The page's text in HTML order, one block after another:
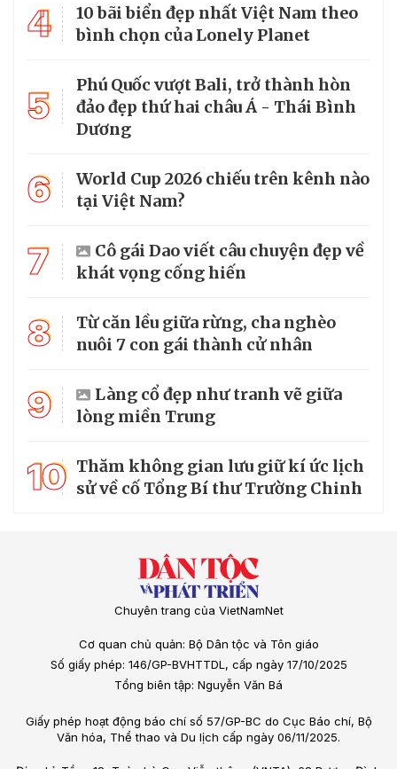
4
10 bãi biển đẹp nhất Việt Nam theo
bình chọn của Lonely Planet
5
Phú Quốc vượt Bali, trở thành hòn
đảo đẹp thứ hai châu Á - Thái Bình
Dương
6
World Cup 2026 chiếu trên kênh nào
tại Việt Nam?
7
Cô gái Dao viết câu chuyện đẹp về
khát vọng cống hiến
8
Từ căn lều giữa rừng, cha nghèo
nuôi 7 con gái thành cử nhân
9
Làng cổ đẹp như tranh vẽ giữa
lòng miền Trung
10 Thăm không gian lưu giữ kí ức lịch
sử về cố Tổng Bí thư Trường Chinh
Chuyên trang của VietNamNet
Cơ quan chủ quản: Bộ Dân tộc và Tôn giáo
Số giấy phép: 146/GP-BVHTTDL, cấp ngày 17/10/2025
Tổng biên tập: Nguyễn Văn Bá
Giấy phép hoạt động báo chí số 57/GP-BC do Cục Báo chí, Bộ
Văn hóa, Thể thao và Du lịch cấp ngày 06/11/2025.